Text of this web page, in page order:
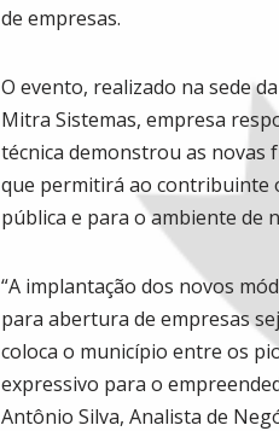
de empresas.
O evento, realizado na sede
Mitra Sistemas, empresa
técnica demonstrou as novas
que permitirá ao contribuinte
pública e para o ambiente de
“A implantação dos novos
para abertura de empresas
coloca o município entre os
expressivo para o
Antônio Silva, Analista de